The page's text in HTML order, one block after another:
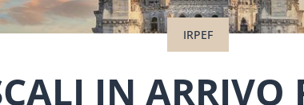
IRPEF
IN ARRIVO